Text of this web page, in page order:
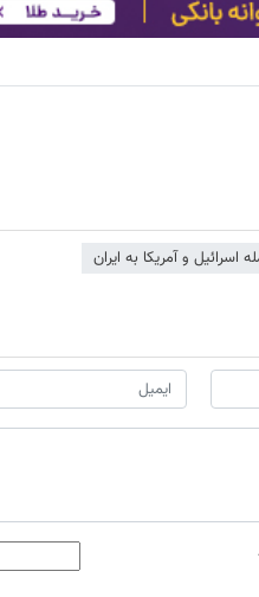
اسرائیل و آمریکا به ایران